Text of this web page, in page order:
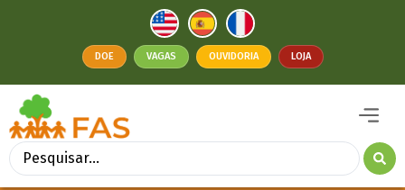
DOE VAGAS OUVIDORIA LOJA